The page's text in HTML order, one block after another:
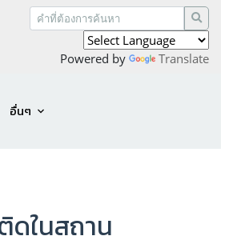
Powered by Translate
อื่นๆ
ดในสถาน